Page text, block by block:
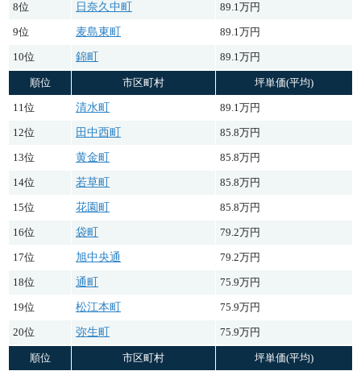
8位 日奈久中町 89.1万円
9位 麦島東町 89.1万円
10位 錦町 89.1万円
順位 市区町村 坪単価(平均)
11位 清水町 89.1万円
12位 田中西町 85.8万円
13位 黄金町 85.8万円
14位 若草町 85.8万円
15位 花園町 85.8万円
16位 袋町 79.2万円
17位 旭中央通 79.2万円
18位 通町 75.9万円
19位 松江本町 75.9万円
20位 弥生町 75.9万円
順位 市区町村 坪単価(平均)